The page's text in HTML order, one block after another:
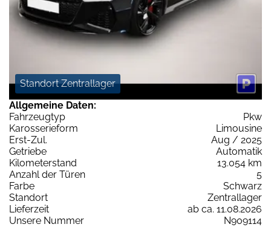
Standort Zentrallager
Allgemeine Daten:
Fahrzeugtyp
Pkw
Karosserieform
Limousine
Erst-Zul.
Aug / 2025
Getriebe
Automatik
Kilometerstand
13.054 km
Anzahl der Türen
5
Farbe
Schwarz
Standort
Zentrallager
Lieferzeit
ab ca. 11.08.2026
Unsere Nummer
N909114